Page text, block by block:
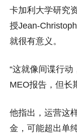
卡加利大学研究
授Jean-
就很有意义。
“这就像间谍行动
MEO报告，但长
他指出，运营这
金，可能超出单